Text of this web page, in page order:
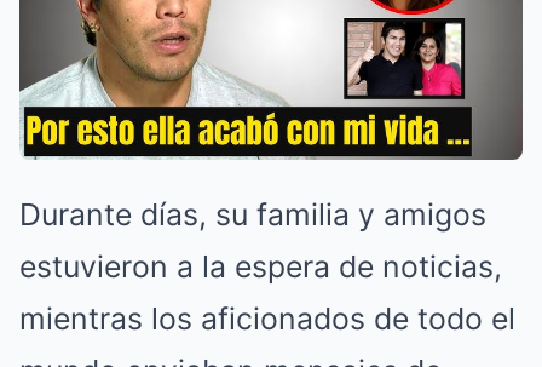
Durante días, su familia y amigos
estuvieron a la espera de noticias,
mientras los aficionados de todo el